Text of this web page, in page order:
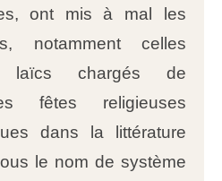
ont mis à mal les
notamment celles
laïcs chargés de
fêtes religieuses
dans la littérature
le nom de système